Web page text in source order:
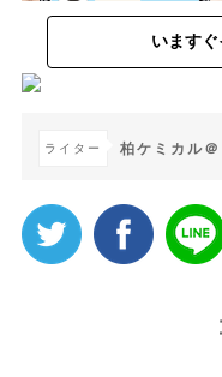
いますぐ
ライター 柏ケミカル＠